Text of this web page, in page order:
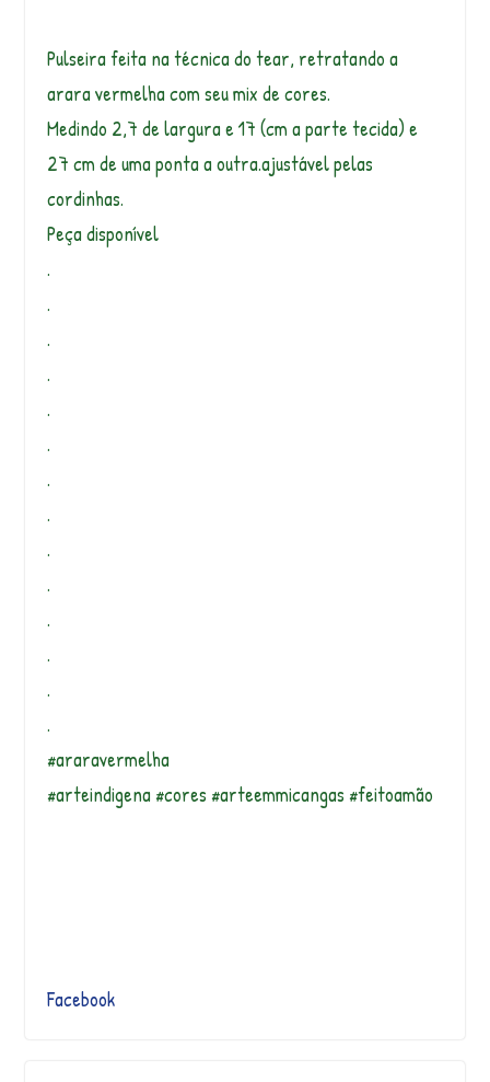
Pulseira feita na técnica do tear, retratando a
arara vermelha com seu mix de cores.
Medindo 2,7 de largura e 17 (cm a parte tecida) e
27 cm de uma ponta a outra.ajustável pelas
cordinhas.
Peça disponível
.
.
.
.
.
.
.
.
.
.
.
.
.
.
#araravermelha
#arteindigena #cores #arteemmicangas #feitoamão
Facebook